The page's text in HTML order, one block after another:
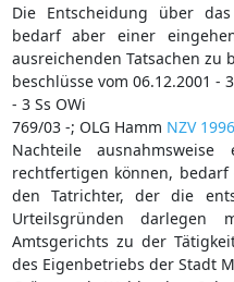
Die Entscheidung über
bedarf aber einer
ausreichenden Tatsachen zu
beschlüsse vom 06.12.2001 -
- 3 Ss OWi
769/03 -; OLG Hamm NZV
Nachteile
rechtfertigen können,
den Tatrichter, der die
Urteilsgründen darlegen
Amtsgerichts zu der
des Eigenbetriebs der Stadt